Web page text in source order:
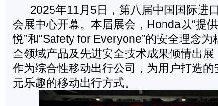
2025年11月5日，第八届中国国际进
会展中心开幕。本届展会，Honda以“提
悦”和“Safety for Everyone”的安全理念
全领域产品及先进安全技术成果倾情出
作为综合性移动出行公司，为用户打造
元乐趣的移动出行方式。